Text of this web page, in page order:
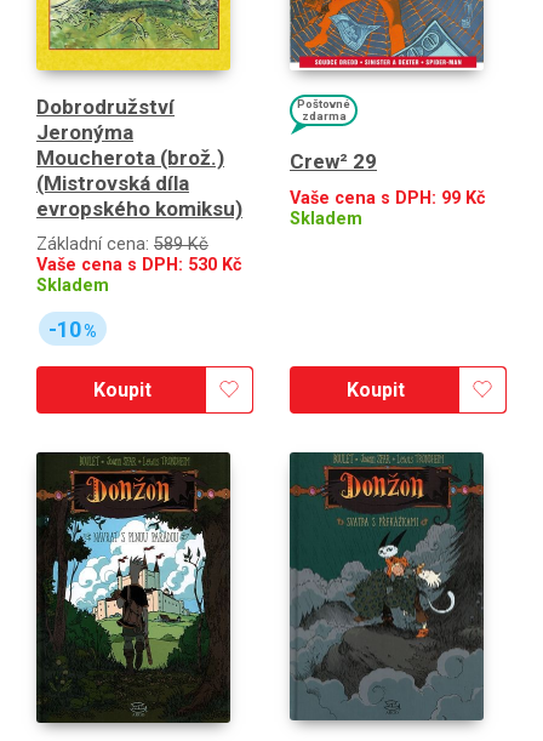
Dobrodružství
Jeronýma
Moucherota (brož.)
(Mistrovská díla
evropského komiksu)
Základní cena: 589 Kč
Vaše cena s DPH: 530 Kč
Skladem
-10%
Koupit
Poštovné
zdarma
Crew² 29
Vaše cena s DPH: 99 Kč
Skladem
Koupit